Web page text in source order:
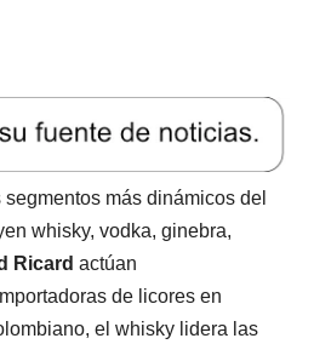
más dinámicos del
whisky, vodka, ginebra,
Ricard actúan
de licores en
el whisky lidera las